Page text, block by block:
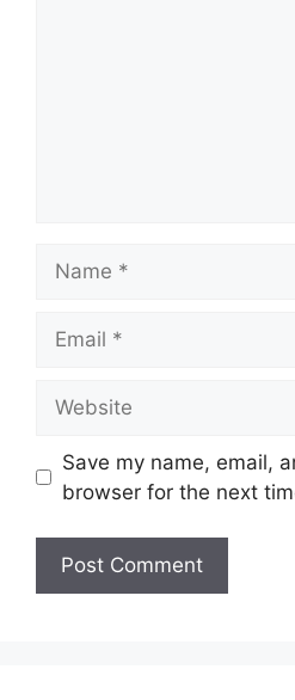
Save my name, email,
browser for the next